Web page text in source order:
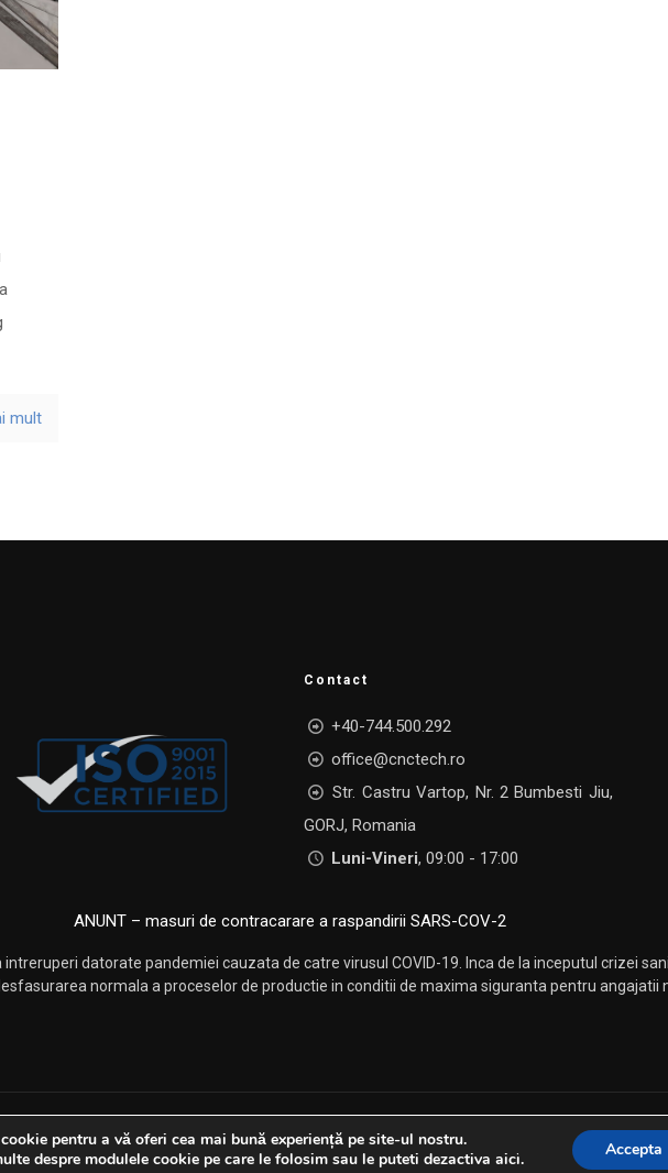
mult
Contact
+40-744.500.292
office@cnctech.ro
Str. Castru Vartop, Nr. 2 Bumbesti Jiu,
GORJ, Romania
Luni-Vineri, 09:00 - 17:00
ANUNT – masuri de contracarare a raspandirii SARS-COV-2
datorate pandemiei cauzata de catre virusul COVID-19. Inca de la inceputul crizei
normala a proceselor de productie in conditii de maxima siguranta pentru angajatii
deWeb Logistics Termeni si conditii Politica de fisiere
pentru a vă oferi cea mai bună experiență pe site-ul nostru.
despre modulele cookie pe care le folosim sau le puteti dezactiva aici. Accepta